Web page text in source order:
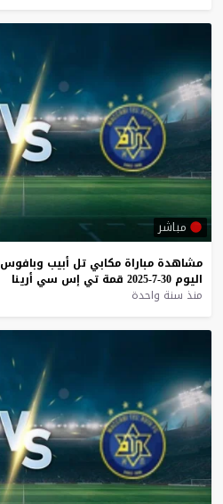
مباشر
مشاهدة مباراة مكابي تل أبيب وبافوس
اليوم 30-7-2025 قمة تي إس سي أرينا
منذ سنة واحدة